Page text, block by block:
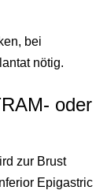
bei
nötig.
oder
zur Brust
Epigastric